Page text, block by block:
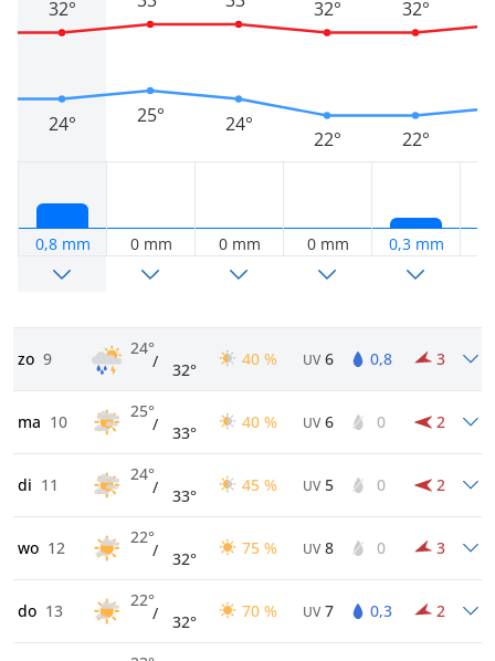
24°
32°
0,8 mm
25°
0 mm
24°
0 mm
22°
32°
0 mm
22°
32°
0,3 mm
zo 9
24°
/ 32°
40 % UV 6 0,8 3
ma 10
25°
/ 33°
40 % UV 6 0 2
di 11
24°
/ 33°
45 % UV 5 0 2
wo 12
22°
/ 32°
75 % UV 8 0 3
do 13
22°
/ 32°
70 % UV 7 0,3 2